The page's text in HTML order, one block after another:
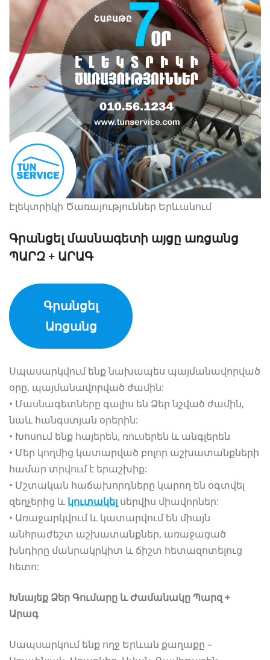
Էլեկտրիկի Ծառայություններ Երևանում
Գրանցել մասնագետի այցը առցանց
ՊԱՐԶ + ԱՐԱԳ
Գրանցել
Առցանց
Սպասարկվում ենք նախապես պայմանավորված
օրը, պայմանավորված ժամին:
• Մասնագետները գալիս են Ձեր նշված ժամին,
նաև հանգստյան օրերին:
• Խոսում ենք հայերեն, ռուսերեն և անգլերեն
• Մեր կողմից կատարված բոլոր աշխատանքների
համար տրվում է երաշխիք:
• Մշտական հաճախորդները կարող են օգտվել
զեղչերից և կուտակել սերվիս միավորներ:
• Առաջարկվում և կատարվում են միայն
անհրաժեշտ աշխատանքներ, առաջացած
խնդիրը մանրակրկիտ և ճիշտ հետազոտելուց
հետո:
Խնայեք Ձեր Գումարը և Ժամանակը Պարզ +
Արագ
Սապսարկում ենք ողջ Երևան քաղաքը –